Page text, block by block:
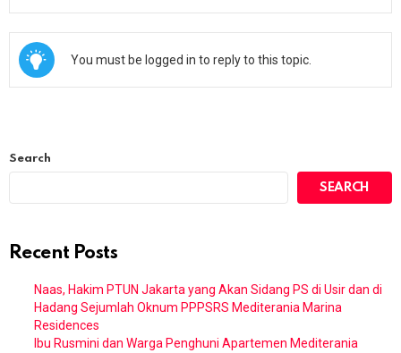
You must be logged in to reply to this topic.
Search
SEARCH
Recent Posts
Naas, Hakim PTUN Jakarta yang Akan Sidang PS di Usir dan di
Hadang Sejumlah Oknum PPPSRS Mediterania Marina
Residences
Ibu Rusmini dan Warga Penghuni Apartemen Mediterania